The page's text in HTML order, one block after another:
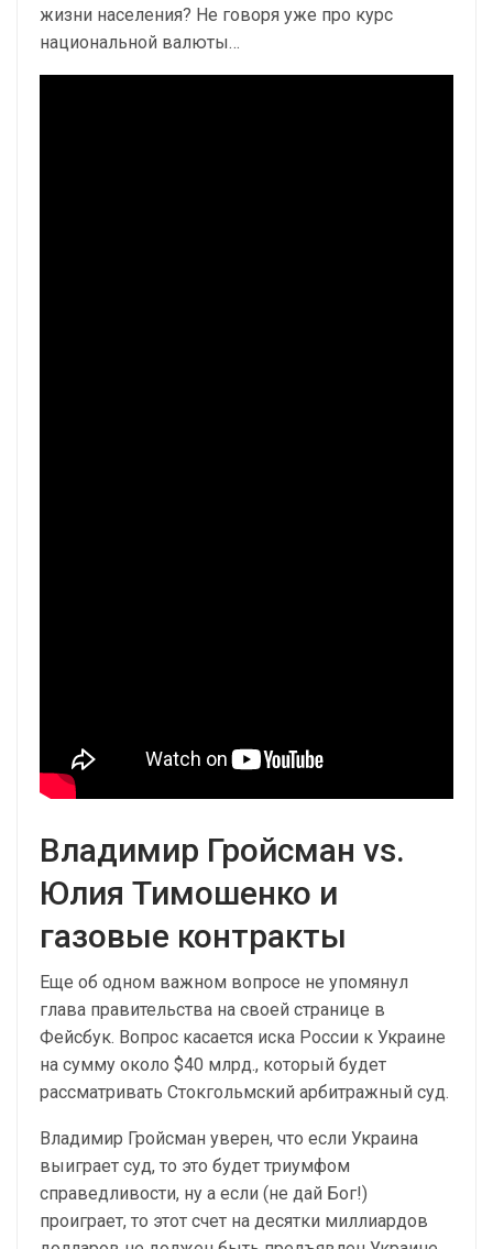
жизни населения? Не говоря уже про курс
национальной валюты…
Владимир Гройсман vs.
Юлия Тимошенко и
газовые контракты
Еще об одном важном вопросе не упомянул
глава правительства на своей странице в
Фейсбук. Вопрос касается иска России к Украине
на сумму около $40 млрд., который будет
рассматривать Стокгольмский арбитражный суд.
Владимир Гройсман уверен, что если Украина
выиграет суд, то это будет триумфом
справедливости, ну а если (не дай Бог!)
проиграет, то этот счет на десятки миллиардов